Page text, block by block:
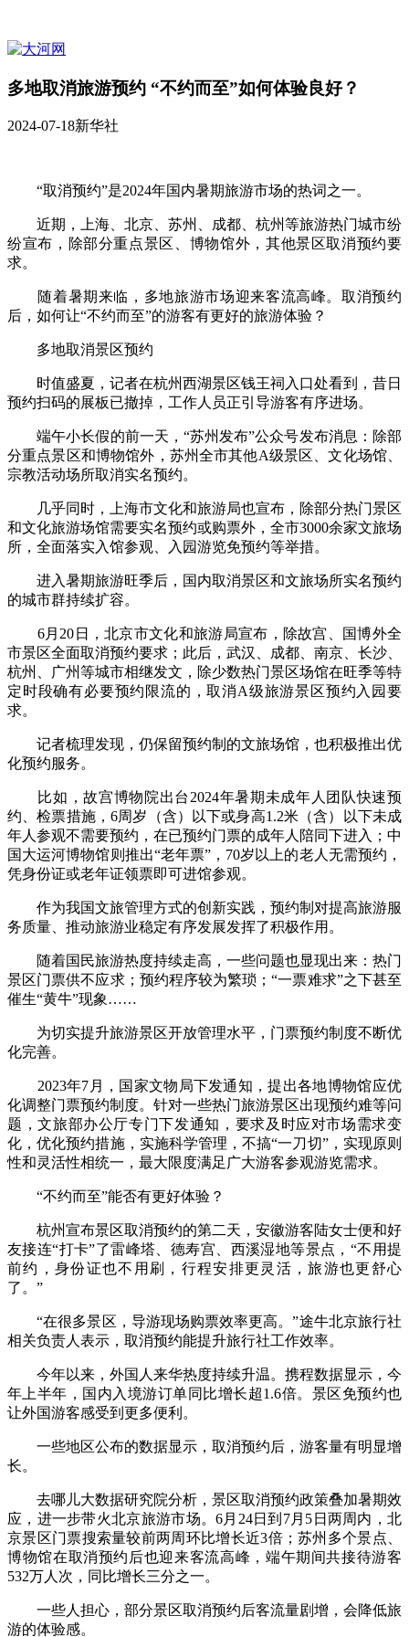
多地取消旅游预约 “不约而至”如何体验良好？
2024-07-18新华社
“取消预约”是2024年国内暑期旅游市场的热词之一。
近期，上海、北京、苏州、成都、杭州等旅游热门城市纷
纷宣布，除部分重点景区、博物馆外，其他景区取消预约要
求。
随着暑期来临，多地旅游市场迎来客流高峰。取消预约
后，如何让“不约而至”的游客有更好的旅游体验？
多地取消景区预约
时值盛夏，记者在杭州西湖景区钱王祠入口处看到，昔日
预约扫码的展板已撤掉，工作人员正引导游客有序进场。
端午小长假的前一天，“苏州发布”公众号发布消息：除部
分重点景区和博物馆外，苏州全市其他A级景区、文化场馆、
宗教活动场所取消实名预约。
几乎同时，上海市文化和旅游局也宣布，除部分热门景区
和文化旅游场馆需要实名预约或购票外，全市3000余家文旅场
所，全面落实入馆参观、入园游览免预约等举措。
进入暑期旅游旺季后，国内取消景区和文旅场所实名预约
的城市群持续扩容。
6月20日，北京市文化和旅游局宣布，除故宫、国博外全
市景区全面取消预约要求；此后，武汉、成都、南京、长沙、
杭州、广州等城市相继发文，除少数热门景区场馆在旺季等特
定时段确有必要预约限流的，取消A级旅游景区预约入园要
求。
记者梳理发现，仍保留预约制的文旅场馆，也积极推出优
化预约服务。
比如，故宫博物院出台2024年暑期未成年人团队快速预
约、检票措施，6周岁（含）以下或身高1.2米（含）以下未成
年人参观不需要预约，在已预约门票的成年人陪同下进入；中
国大运河博物馆则推出“老年票”，70岁以上的老人无需预约，
凭身份证或老年证领票即可进馆参观。
作为我国文旅管理方式的创新实践，预约制对提高旅游服
务质量、推动旅游业稳定有序发展发挥了积极作用。
随着国民旅游热度持续走高，一些问题也显现出来：热门
景区门票供不应求；预约程序较为繁琐；“一票难求”之下甚至
催生“黄牛”现象……
为切实提升旅游景区开放管理水平，门票预约制度不断优
化完善。
2023年7月，国家文物局下发通知，提出各地博物馆应优
化调整门票预约制度。针对一些热门旅游景区出现预约难等问
题，文旅部办公厅专门下发通知，要求及时应对市场需求变
化，优化预约措施，实施科学管理，不搞“一刀切”，实现原则
性和灵活性相统一，最大限度满足广大游客参观游览需求。
“不约而至”能否有更好体验？
杭州宣布景区取消预约的第二天，安徽游客陆女士便和好
友接连“打卡”了雷峰塔、德寿宫、西溪湿地等景点，“不用提
前约，身份证也不用刷，行程安排更灵活，旅游也更舒心
了。”
“在很多景区，导游现场购票效率更高。”途牛北京旅行社
相关负责人表示，取消预约能提升旅行社工作效率。
今年以来，外国人来华热度持续升温。携程数据显示，今
年上半年，国内入境游订单同比增长超1.6倍。景区免预约也
让外国游客感受到更多便利。
一些地区公布的数据显示，取消预约后，游客量有明显增
长。
去哪儿大数据研究院分析，景区取消预约政策叠加暑期效
应，进一步带火北京旅游市场。6月24日到7月5日两周内，北
京景区门票搜索量较前两周环比增长近3倍；苏州多个景点、
博物馆在取消预约后也迎来客流高峰，端午期间共接待游客
532万人次，同比增长三分之一。
一些人担心，部分景区取消预约后客流量剧增，会降低旅
游的体验感。